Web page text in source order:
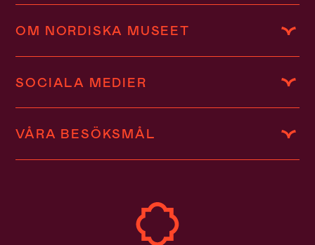
OM NORDISKA MUSEET
SOCIALA MEDIER
VÅRA BESÖKSMÅL